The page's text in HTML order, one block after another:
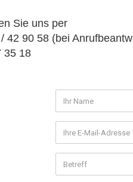
Sie uns per
42 90 58 (bei
35 18